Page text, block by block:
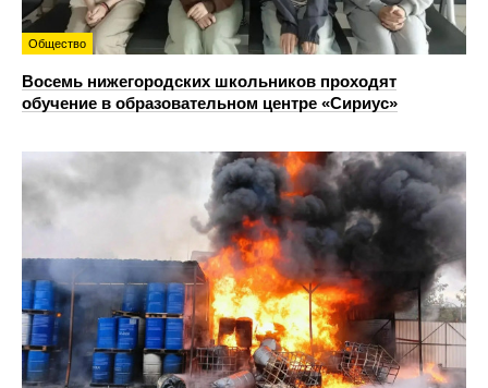
Общество
Восемь нижегородских школьников проходят
обучение в образовательном центре «Сириус»